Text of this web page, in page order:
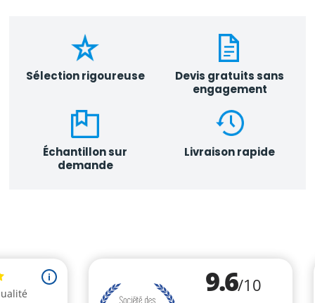
Sélection rigoureuse
Devis gratuits sans
engagement
Échantillon sur
demande
Livraison rapide